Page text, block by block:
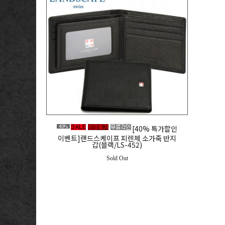
40%
[40% 특가할인
이벤트]랜드스케이프 피렌체 소가죽 반지
갑(블랙/LS-452)
Sold Out